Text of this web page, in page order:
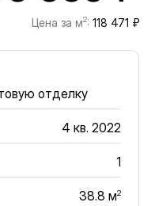
Цена за м2: 118 471 ₽
отделку
4 кв. 2022
1
38.8 м2